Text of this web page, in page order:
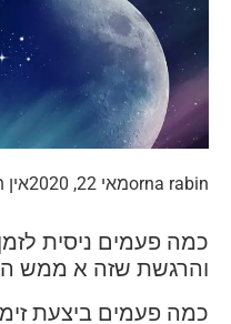
orna rabinמאי 22, 2020 אין
כמה פעמים ניסית
והרגשת שזה א ממש
כמה פעמים ביצעת